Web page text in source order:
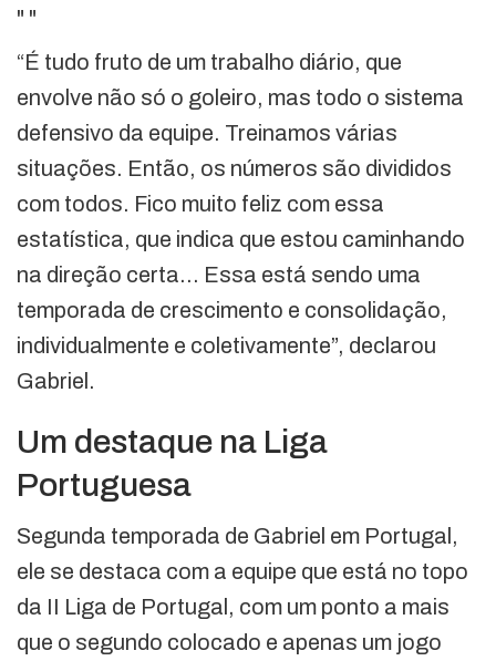
" "
“É tudo fruto de um trabalho diário, que
envolve não só o goleiro, mas todo o sistema
defensivo da equipe. Treinamos várias
situações. Então, os números são divididos
com todos. Fico muito feliz com essa
estatística, que indica que estou caminhando
na direção certa… Essa está sendo uma
temporada de crescimento e consolidação,
individualmente e coletivamente”, declarou
Gabriel.
Um destaque na Liga
Portuguesa
Segunda temporada de Gabriel em Portugal,
ele se destaca com a equipe que está no topo
da II Liga de Portugal, com um ponto a mais
que o segundo colocado e apenas um jogo